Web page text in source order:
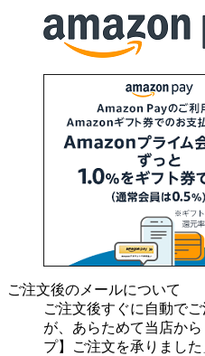
ご注文後のメールについて
ご注文後すぐに自動で
が、あらためて当店か
プ】ご注文を承りまし